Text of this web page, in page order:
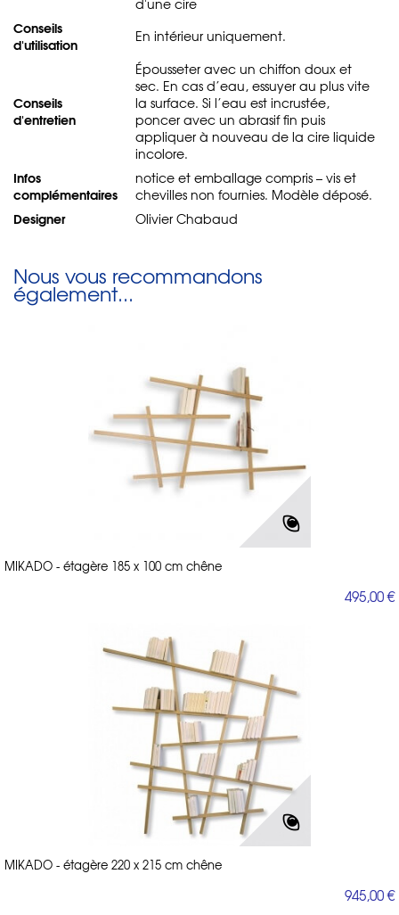
Conseils
d'utilisation
En intérieur uniquement.
Conseils
d'entretien
Épousseter avec un chiffon doux et
sec. En cas d’eau, essuyer au plus vite
la surface. Si l’eau est incrustée,
poncer avec un abrasif fin puis
appliquer à nouveau de la cire liquide
incolore.
Infos
complémentaires
notice et emballage compris – vis et
chevilles non fournies. Modèle déposé.
Designer Olivier Chabaud
Nous vous recommandons
également...
MIKADO - étagère 185 x 100 cm chêne
495,00 €
MIKADO - étagère 220 x 215 cm chêne
945,00 €